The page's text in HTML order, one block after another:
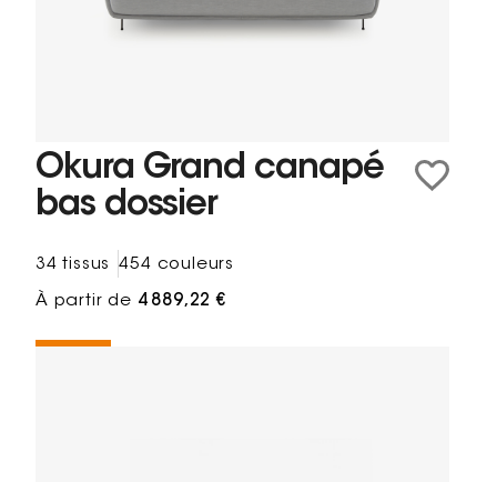
Okura Grand canapé
bas dossier
34 tissus 454 couleurs
À partir de 4 889,22 €